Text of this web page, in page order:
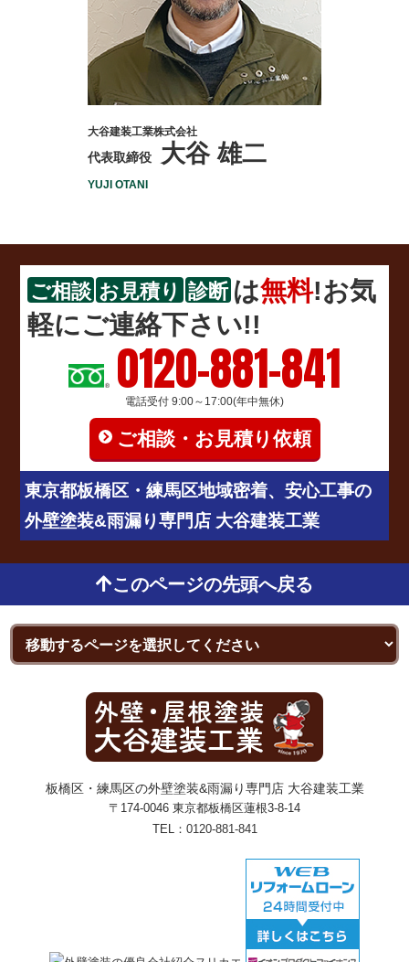
大谷建装工業株式会社
代表取締役 大谷 雄二
YUJI OTANI
ご相談 お見積り 診断 は無料!お気
軽にご連絡下さい!!
0120-881-841
電話受付 9:00～17:00(年中無休)
ご相談・お見積り依頼
東京都板橋区・練馬区地域密着、安心工事の
外壁塗装&雨漏り専門店 大谷建装工業
このページの先頭へ戻る
板橋区・練馬区の外壁塗装&雨漏り専門店 大谷建装工業
〒174-0046 東京都板橋区蓮根3-8-14
TEL： 0120-881-841